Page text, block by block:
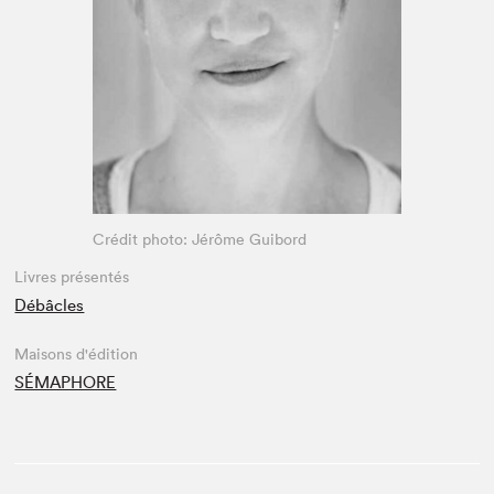
Crédit photo: Jérôme Guibord
Livres présentés
Débâcles
Maisons d'édition
SÉMAPHORE